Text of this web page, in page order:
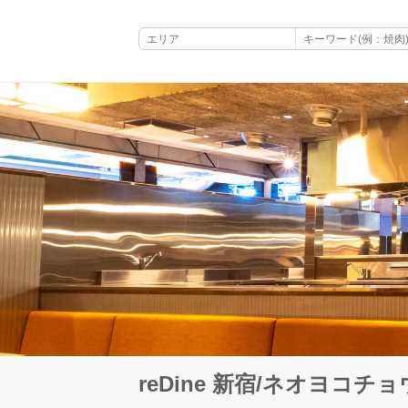
reDine 新宿/ネオヨコチョ